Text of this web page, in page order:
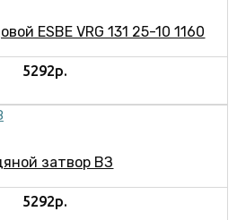
ESBE VRG 131 25-10 1160
5292р.
затвор ВЗ
5292р.